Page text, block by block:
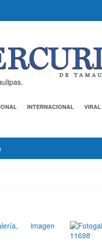
INTERNACIONAL VIRAL